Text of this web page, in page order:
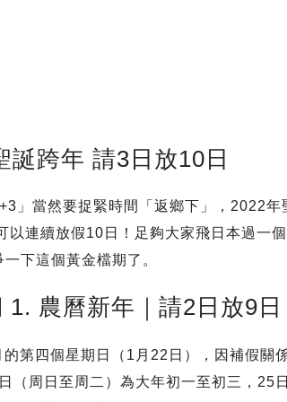
誕跨年 請3日放10日
」當然要捉緊時間「返鄉下」，2022
以連續放假10日！足夠大家飛日本過一
下這個黃金檔期了。
1. 農曆新年｜請2日放9日
第四個星期日（1月22日），因補假關
（周日至周二）為大年初一至初三，25